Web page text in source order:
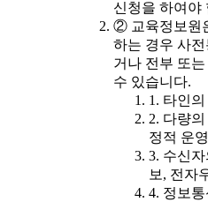
신청을 하여야
② 교육정보원
하는 경우 사
거나 전부 또
수 있습니다.
1. 타인
2. 다량
정적 운
3. 수신
보, 전자
4. 정보